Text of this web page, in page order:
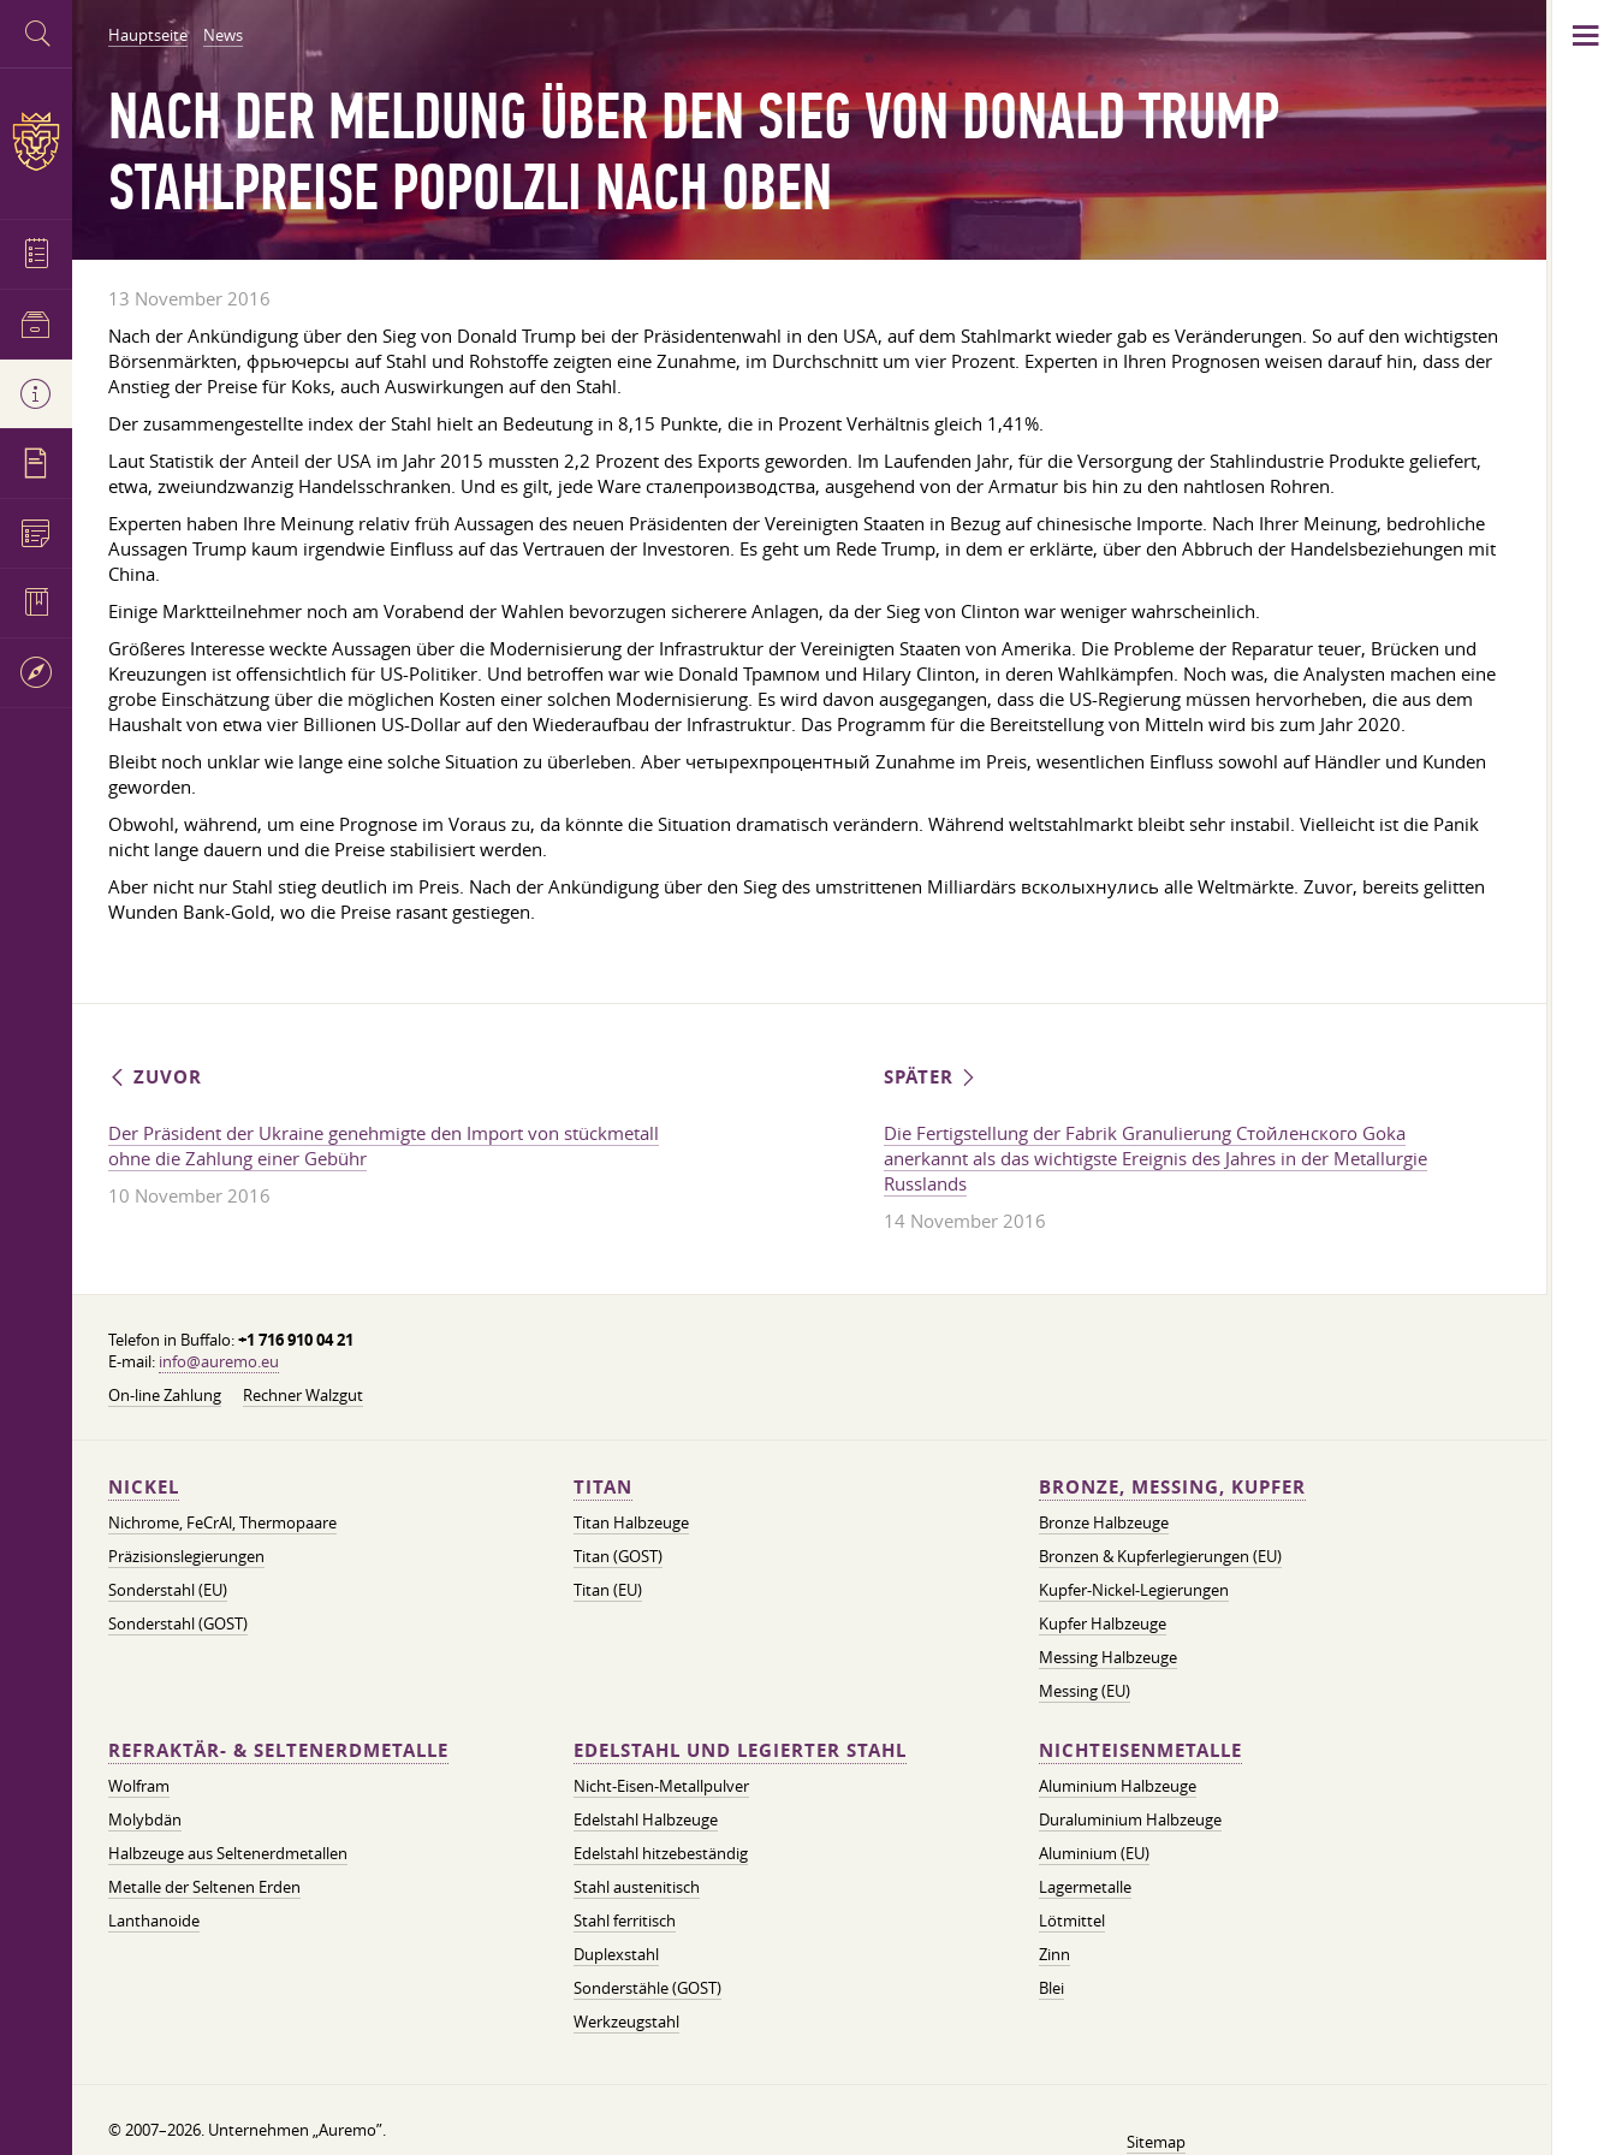
Hauptseite News
NACH DER MELDUNG ÜBER DEN SIEG VON DONALD TRUMP
STAHLPREISE POPOLZLI NACH OBEN
13 November 2016
Nach der Ankündigung über den Sieg von Donald Trump bei der Präsidentenwahl in den USA, auf dem Stahlmarkt wieder gab es Veränderungen. So auf den wichtigsten
Börsenmärkten, фрьючерсы auf Stahl und Rohstoffe zeigten eine Zunahme, im Durchschnitt um vier Prozent. Experten in Ihren Prognosen weisen darauf hin, dass der
Anstieg der Preise für Koks, auch Auswirkungen auf den Stahl.
Der zusammengestellte index der Stahl hielt an Bedeutung in 8,15 Punkte, die in Prozent Verhältnis gleich 1,41%.
Laut Statistik der Anteil der USA im Jahr 2015 mussten 2,2 Prozent des Exports geworden. Im Laufenden Jahr, für die Versorgung der Stahlindustrie Produkte geliefert,
etwa, zweiundzwanzig Handelsschranken. Und es gilt, jede Ware сталепроизводства, ausgehend von der Armatur bis hin zu den nahtlosen Rohren.
Experten haben Ihre Meinung relativ früh Aussagen des neuen Präsidenten der Vereinigten Staaten in Bezug auf chinesische Importe. Nach Ihrer Meinung, bedrohliche
Aussagen Trump kaum irgendwie Einfluss auf das Vertrauen der Investoren. Es geht um Rede Trump, in dem er erklärte, über den Abbruch der Handelsbeziehungen mit
China.
Einige Marktteilnehmer noch am Vorabend der Wahlen bevorzugen sicherere Anlagen, da der Sieg von Clinton war weniger wahrscheinlich.
Größeres Interesse weckte Aussagen über die Modernisierung der Infrastruktur der Vereinigten Staaten von Amerika. Die Probleme der Reparatur teuer, Brücken und
Kreuzungen ist offensichtlich für US-Politiker. Und betroffen war wie Donald Трампом und Hilary Clinton, in deren Wahlkämpfen. Noch was, die Analysten machen eine
grobe Einschätzung über die möglichen Kosten einer solchen Modernisierung. Es wird davon ausgegangen, dass die US-Regierung müssen hervorheben, die aus dem
Haushalt von etwa vier Billionen US-Dollar auf den Wiederaufbau der Infrastruktur. Das Programm für die Bereitstellung von Mitteln wird bis zum Jahr 2020.
Bleibt noch unklar wie lange eine solche Situation zu überleben. Aber четырехпроцентный Zunahme im Preis, wesentlichen Einfluss sowohl auf Händler und Kunden
geworden.
Obwohl, während, um eine Prognose im Voraus zu, da könnte die Situation dramatisch verändern. Während weltstahlmarkt bleibt sehr instabil. Vielleicht ist die Panik
nicht lange dauern und die Preise stabilisiert werden.
Aber nicht nur Stahl stieg deutlich im Preis. Nach der Ankündigung über den Sieg des umstrittenen Milliardärs всколыхнулись alle Weltmärkte. Zuvor, bereits gelitten
Wunden Bank-Gold, wo die Preise rasant gestiegen.
ZUVOR
Der Präsident der Ukraine genehmigte den Import von stückmetall
ohne die Zahlung einer Gebühr
10 November 2016
SPÄTER
Die Fertigstellung der Fabrik Granulierung Стойленского Goka
anerkannt als das wichtigste Ereignis des Jahres in der Metallurgie
Russlands
14 November 2016
Telefon in Buffalo:+1 716 910 04 21
E-mail: info@auremo.eu
On-line Zahlung
Rechner Walzgut
NICKEL
Nichrome, FeСrAl, ​​Thermopaare
Präzisionslegierungen
Sonderstahl (EU)
Sonderstahl (GOST)
TITAN
Titan Halbzeuge
Titan (GOST)
Titan (EU)
BRONZE, MESSING, KUPFER
Bronze Halbzeuge
Bronzen & Kupferlegierungen (EU)
Kupfer-Nickel-Legierungen
Kupfer Halbzeuge
Messing Halbzeuge
Messing (EU)
REFRAKTÄR- & SELTENERDMETALLE
Wolfram
Molybdän
Halbzeuge aus Seltenerdmetallen
Metalle der Seltenen Erden
Lanthanoide
EDELSTAHL UND LEGIERTER STAHL
Nicht-Eisen-Metallpulver
Edelstahl Halbzeuge
Edelstahl hitzebeständig
Stahl austenitisch
Stahl ferritisch
Duplexstahl
Sonderstähle (GOST)
Werkzeugstahl
NICHTEISENMETALLE
Aluminium Halbzeuge
Duraluminium Halbzeuge
Aluminium (EU)
Lagermetalle
Lötmittel
Zinn
Blei
© 2007–2026. Unternehmen „Auremo”.
Sitemap